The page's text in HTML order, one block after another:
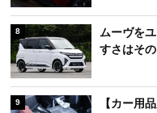
8
ムーヴを
すさはそ
9
【カー用